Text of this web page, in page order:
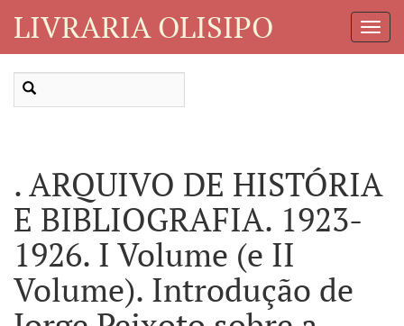
LIVRARIA OLISIPO
. ARQUIVO DE HISTÓRIA
E BIBLIOGRAFIA. 1923-
1926. I Volume (e II
Volume). Introdução de